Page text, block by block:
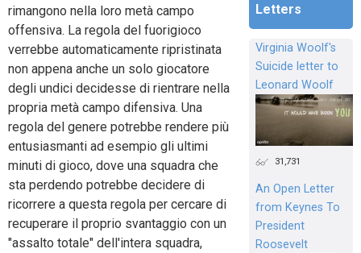
rimangono nella loro metà campo
offensiva. La regola del fuorigioco
verrebbe automaticamente ripristinata
non appena anche un solo giocatore
degli undici decidesse di rientrare nella
propria metà campo difensiva. Una
regola del genere potrebbe rendere più
entusiasmanti ad esempio gli ultimi
minuti di gioco, dove una squadra che
sta perdendo potrebbe decidere di
ricorrere a questa regola per cercare di
recuperare il proprio svantaggio con un
"assalto totale" dell'intera squadra,
Letters
Virginia Woolf's
Suicide letter to
Leonard Woolf
31,731
An Open Letter
from Keynes To
President
Roosevelt